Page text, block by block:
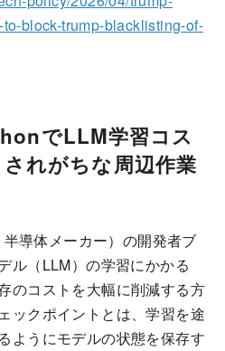
block-trump-blacklisting-of-
でLLM学習コス
れがちな周辺作業
導体メーカー）の開発者ブ
ル（LLM）の学習にかかる
のコストを大幅に削減する方
ックポイントとは、学習を途
ようにモデルの状態を保存す